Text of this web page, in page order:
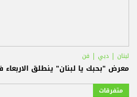
لبنان دبي فن
معرض "بحبك يا لبنان" ينطلق الاربعاء في دبي
متفرقات